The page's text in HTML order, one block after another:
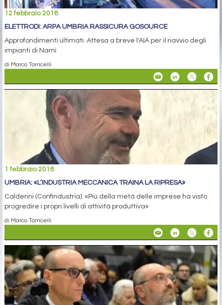
12 febbraio 2018
ELETTRODI: ARPA UMBRIA RASSICURA GOSOURCE
Approfondimenti ultimati. Attesa a breve l'AIA per il riavvio degli
impianti di Narni
di Marco Torricelli
1 febbraio 2018
UMBRIA: «L’INDUSTRIA MECCANICA TRAINA LA RIPRESA»
Calderini (Confindustria): «Più della metà delle imprese ha visto
progredire i propri livelli di attività produttiva»
di Marco Torricelli